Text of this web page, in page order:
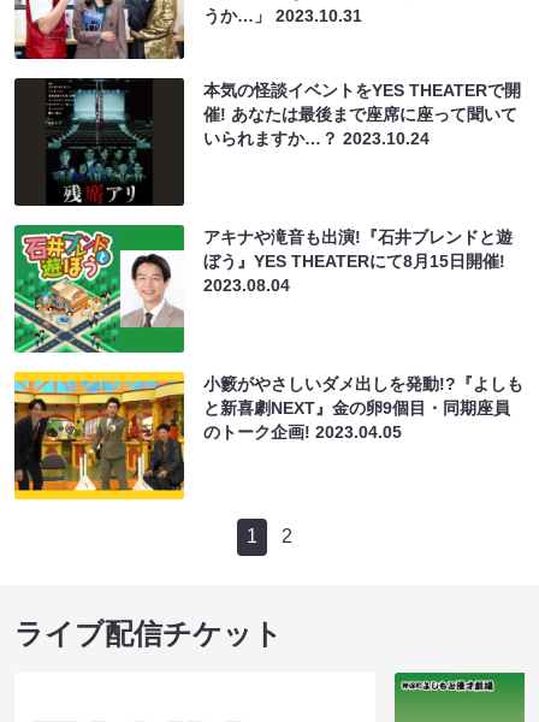
うか…」2023.10.31
本気の怪談イベントをYES THEATERで開
催! あなたは最後まで座席に座って聞いて
いられますか…？2023.10.24
アキナや滝音も出演!『石井ブレンドと遊
ぼう』YES THEATERにて8月15日開催!
2023.08.04
小籔がやさしいダメ出しを発動!?『よしも
と新喜劇NEXT』金の卵9個目・同期座員
のトーク企画!2023.04.05
1 2
ライブ配信チケット